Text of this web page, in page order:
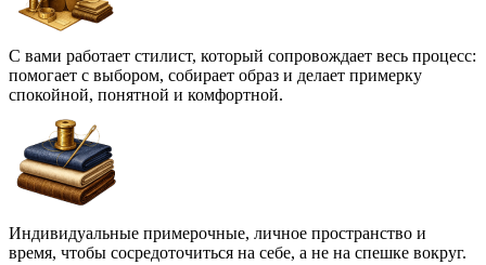
С вами работает стилист, который сопровождает весь процесс:
помогает с выбором, собирает образ и делает примерку
спокойной, понятной и комфортной.
Индивидуальные примерочные, личное пространство и
время, чтобы сосредоточиться на себе, а не на спешке вокруг.